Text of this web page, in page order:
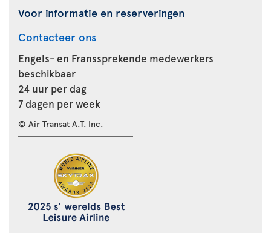
Voor informatie en reserveringen
Contacteer ons
Engels- en Franssprekende medewerkers
beschikbaar
24 uur per dag
7 dagen per week
© Air Transat A.T. Inc.